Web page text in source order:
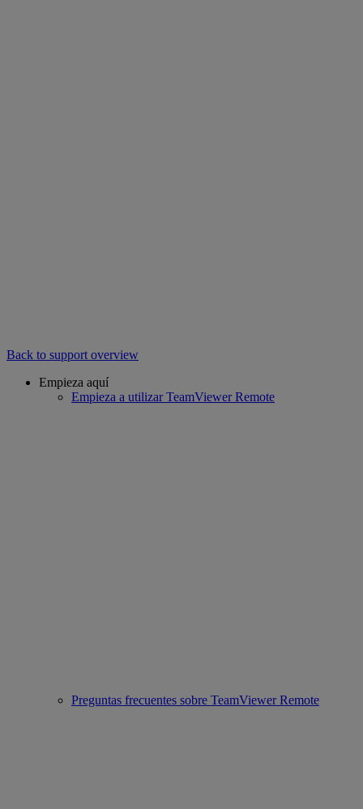
Back to support overview
Empieza aquí
Empieza a utilizar TeamViewer Remote
Preguntas frecuentes sobre TeamViewer Remote